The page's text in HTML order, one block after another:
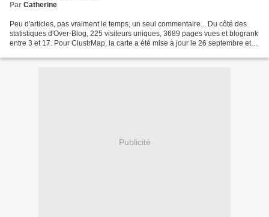
Par Catherine
Peu d'articles, pas vraiment le temps, un seul commentaire... Du côté des
statistiques d'Over-Blog, 225 visiteurs uniques, 3689 pages vues et blogrank
entre 3 et 17. Pour ClustrMap, la carte a été mise à jour le 26 septembre et
Publicité